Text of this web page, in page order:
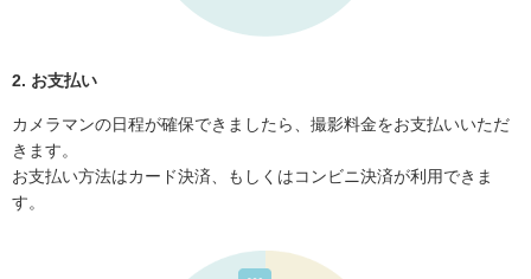
2. お支払い
カメラマンの日程が確保できましたら、撮影料金をお支払いいただ
きます。
お支払い方法はカード決済、もしくはコンビニ決済が利用できま
す。